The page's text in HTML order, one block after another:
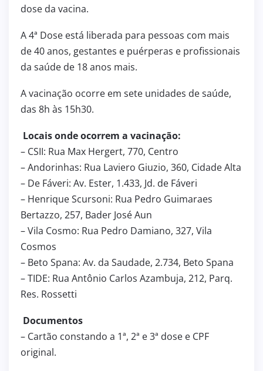
dose da vacina.
A 4ª Dose está liberada para pessoas com mais
de 40 anos, gestantes e puérperas e profissionais
da saúde de 18 anos mais.
A vacinação ocorre em sete unidades de saúde,
das 8h às 15h30.
Locais onde ocorrem a vacinação:
– CSII: Rua Max Hergert, 770, Centro
– Andorinhas: Rua Laviero Giuzio, 360, Cidade Alta
– De Fáveri: Av. Ester, 1.433, Jd. de Fáveri
– Henrique Scursoni: Rua Pedro Guimaraes
Bertazzo, 257, Bader José Aun
– Vila Cosmo: Rua Pedro Damiano, 327, Vila
Cosmos
– Beto Spana: Av. da Saudade, 2.734, Beto Spana
– TIDE: Rua Antônio Carlos Azambuja, 212, Parq.
Res. Rossetti
Documentos
– Cartão constando a 1ª, 2ª e 3ª dose e CPF
original.